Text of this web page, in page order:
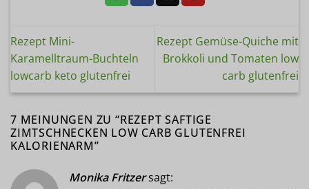
Rezept Mini-
Karamelltraum-Buchteln
lowcarb keto glutenfrei
Rezept Gemüse-Quiche mit
Brokkoli und Tomaten low
carb glutenfrei
7 MEINUNGEN ZU “REZEPT SAFTIGE
ZIMTSCHNECKEN LOW CARB GLUTENFREI
KALORIENARM”
Monika Fritzersagt: